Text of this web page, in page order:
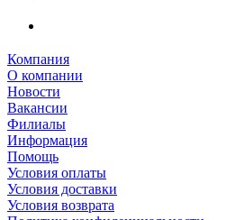
Компания
О компании
Новости
Вакансии
Филиалы
Информация
Помощь
Условия оплаты
Условия доставки
Условия возврата